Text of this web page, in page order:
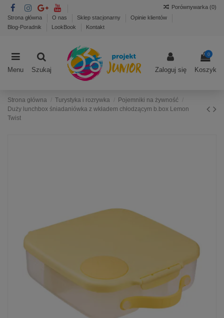
Strona główna O nas Sklep stacjonarny
Opinie klientów
Blog-Poradnik
LookBook Kontakt
Porównywarka (0)
Menu Szukaj Zaloguj się
0
Koszyk
Strona główna Turystyka i rozrywka
Pojemniki na żywność
Duży lunchbox śniadaniówka z wkładem chłodzącym b.box Lemon
Twist